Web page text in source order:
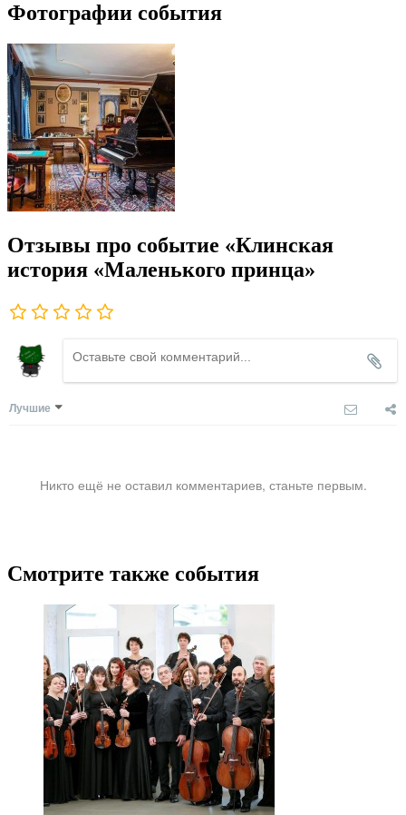
Фотографии события
Отзывы про событие «Клинская
история «Маленького принца»
Лучшие
Никто ещё не оставил комментариев, станьте первым.
Смотрите также события